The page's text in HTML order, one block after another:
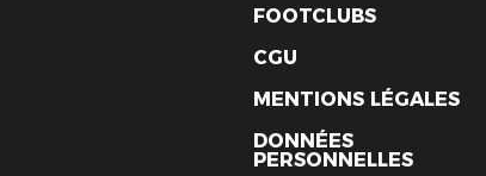
FOOTCLUBS
CGU
MENTIONS LÉGALES
DONNÉES
PERSONNELLES